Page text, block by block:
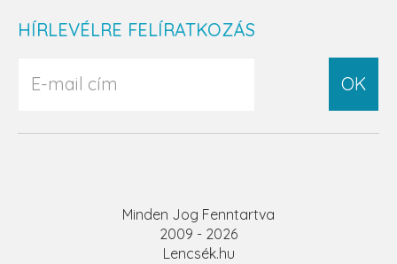
HÍRLEVÉLRE FELÍRATKOZÁS
OK
Minden Jog Fenntartva
2009 - 2026
Lencsék.hu